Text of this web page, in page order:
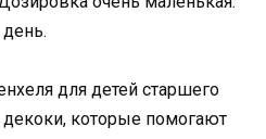
для детей старшего
декоки, которые помогают